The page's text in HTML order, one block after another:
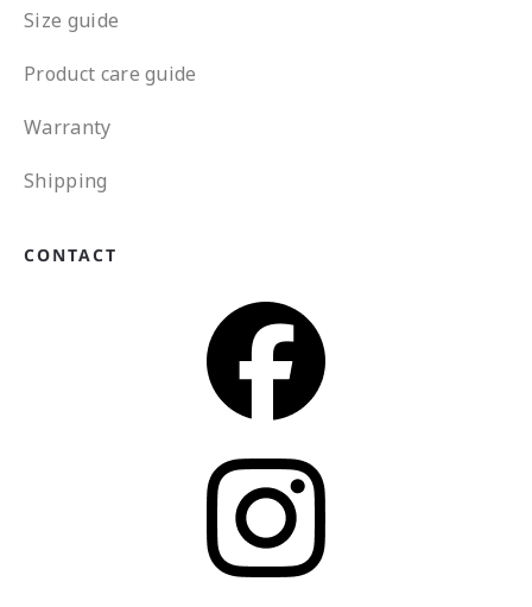
Size guide
Product care guide
Warranty
Shipping
CONTACT